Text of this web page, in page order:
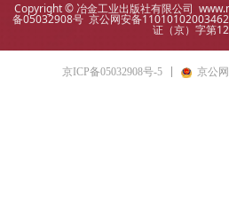
Copyright © 冶金工业出版社有限公司
备05032908号京公网安备
证（京）字第
京ICP备05032908号-5 京公